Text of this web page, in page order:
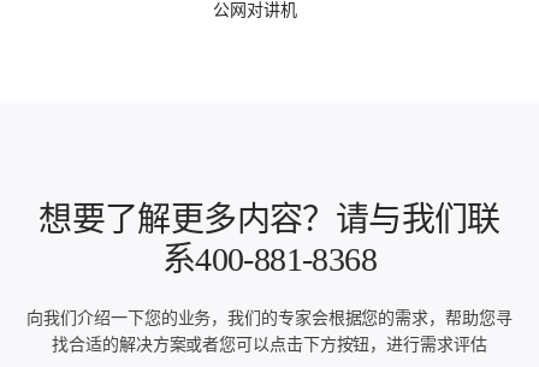
公网对讲机
想要了解更多内容？请与我们联
系400-881-8368
向我们介绍一下您的业务，我们的专家会根据您的需求，帮助您寻
找合适的解决方案或者您可以点击下方按钮，进行需求评估